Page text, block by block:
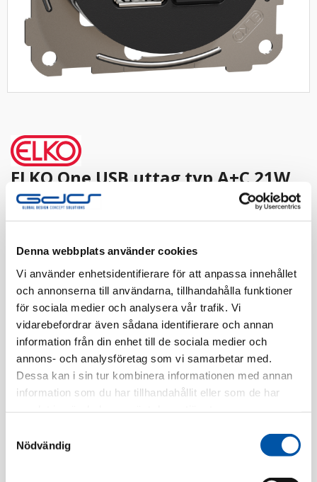
Denna webbplats använder cookies
Vi använder enhetsidentifierare för att anpassa innehållet
och annonserna till användarna, tillhandahålla funktioner
för sociala medier och analysera vår trafik. Vi
vidarebefordrar även sådana identifierare och annan
information från din enhet till de sociala medier och
annons- och analysföretag som vi samarbetar med.
Dessa kan i sin tur kombinera informationen med annan
information som du har tillhandahållit eller som de har
Nödvändig
ELKO One USB uttag typ A+C 21W
inf skruv sv
USB, ELKO One, infälld, laddstation, typ A+C, PD, 21W,
Artnr:
5200579
EAN-kod:
7020160500908
Finns i lager
Registrera dig
Finns i flera färger